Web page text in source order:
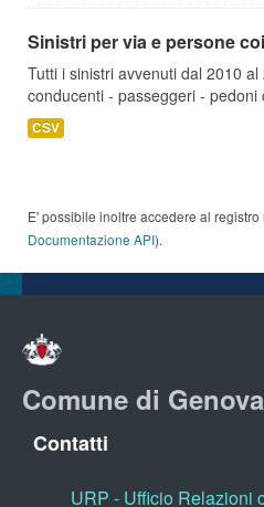
Sinistri per via e persone
Tutti i sinistri avvenuti dal 2010
conducenti - passeggeri - pedoni
CSV
E' possibile inoltre accedere al registro
Documentazione API).
Comune di Genova
Contatti
URP - Ufficio Relazioni